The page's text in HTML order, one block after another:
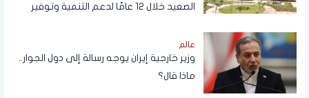
الصعيد خلال 12 عامًا لدعم التنمية وتوفير
عالم
وزير خارجية إيران يوجه رسالة إلى دول الجوار..
ماذا قال؟